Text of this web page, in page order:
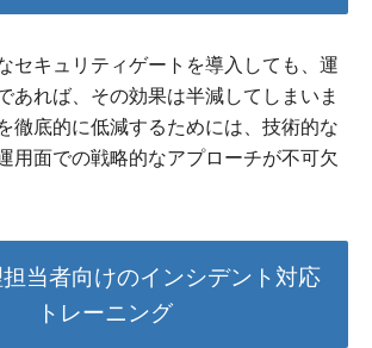
セキュリティゲートを導入しても、運
あれば、その効果は半減してしまいま
徹底的に低減するためには、技術的な
用面での戦略的なアプローチが不可欠
当者向けのインシデント対応
トレーニング